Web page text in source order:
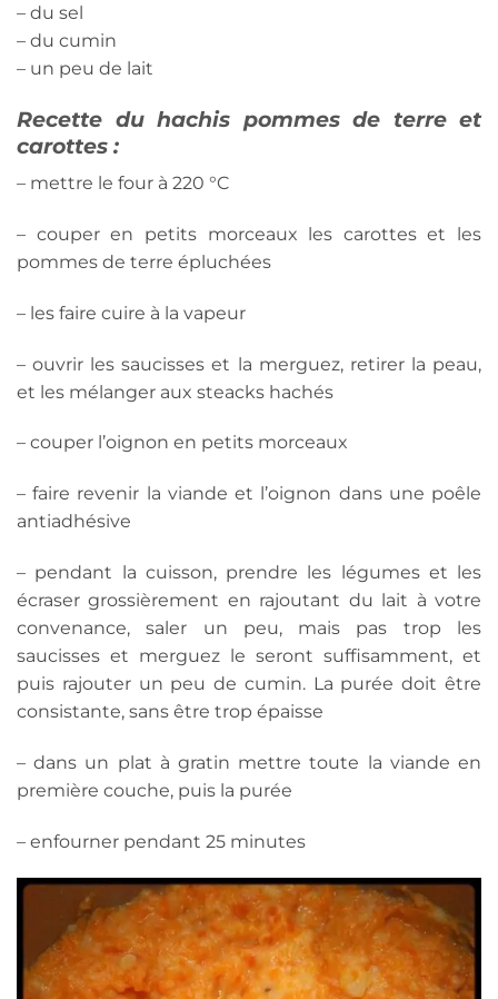
– du sel
– du cumin
– un peu de lait
Recette du hachis pommes de terre et
carottes :
– mettre le four à 220 °C
– couper en petits morceaux les carottes et les
pommes de terre épluchées
– les faire cuire à la vapeur
– ouvrir les saucisses et la merguez, retirer la peau,
et les mélanger aux steacks hachés
– couper l’oignon en petits morceaux
– faire revenir la viande et l’oignon dans une poêle
antiadhésive
– pendant la cuisson, prendre les légumes et les
écraser grossièrement en rajoutant du lait à votre
convenance, saler un peu, mais pas trop les
saucisses et merguez le seront suffisamment, et
puis rajouter un peu de cumin. La purée doit être
consistante, sans être trop épaisse
– dans un plat à gratin mettre toute la viande en
première couche, puis la purée
– enfourner pendant 25 minutes